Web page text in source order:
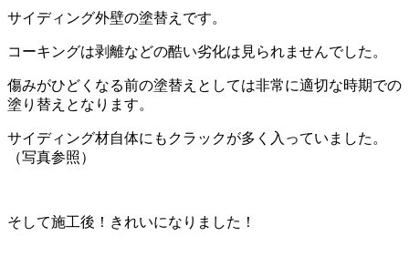
サイディング外壁の塗替えです。
コーキングは剥離などの酷い劣化は見られませんでした。
傷みがひどくなる前の塗替えとしては非常に適切な時期での
塗り替えとなります。
サイディング材自体にもクラックが多く入っていました。
（写真参照）
そして施工後！きれいになりました！